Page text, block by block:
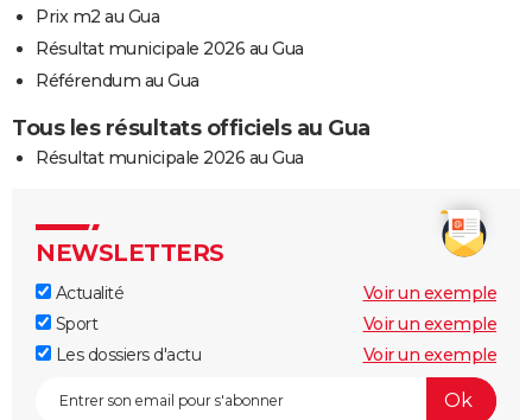
Prix m2 au Gua
Résultat municipale 2026 au Gua
Référendum au Gua
Tous les résultats officiels au Gua
Résultat municipale 2026 au Gua
NEWSLETTERS
Actualité
Voir un exemple
Sport
Voir un exemple
Les dossiers d'actu
Voir un exemple